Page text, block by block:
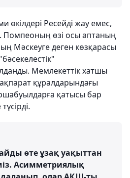
Ресейді жау емес,
Помпеоның өзі осы аптаның
Мәскеуге деген көзқарасы
Мемлекеттік хатшы
құралдарындағы
қатысы бар
өте ұзақ уақыттан
Асимметриялық